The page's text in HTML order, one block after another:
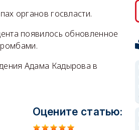
органов госвласти.
появилось обновленное
Адама Кадырова в
Оцените статью: